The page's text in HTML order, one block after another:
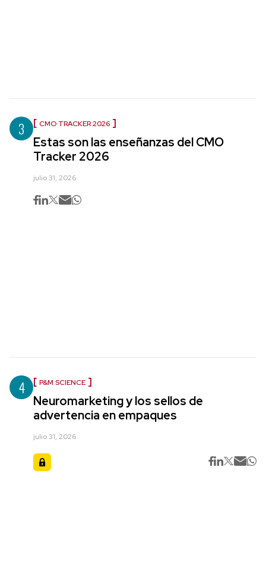
3 CMO TRACKER 2026
Estas son las enseñanzas del CMO
Tracker 2026
julio 31, 2026
4 P&M SCIENCE
Neuromarketing y los sellos de
advertencia en empaques
julio 31, 2026